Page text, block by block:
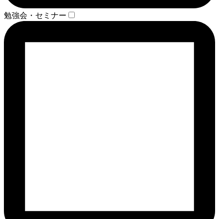
勉強会・セミナー